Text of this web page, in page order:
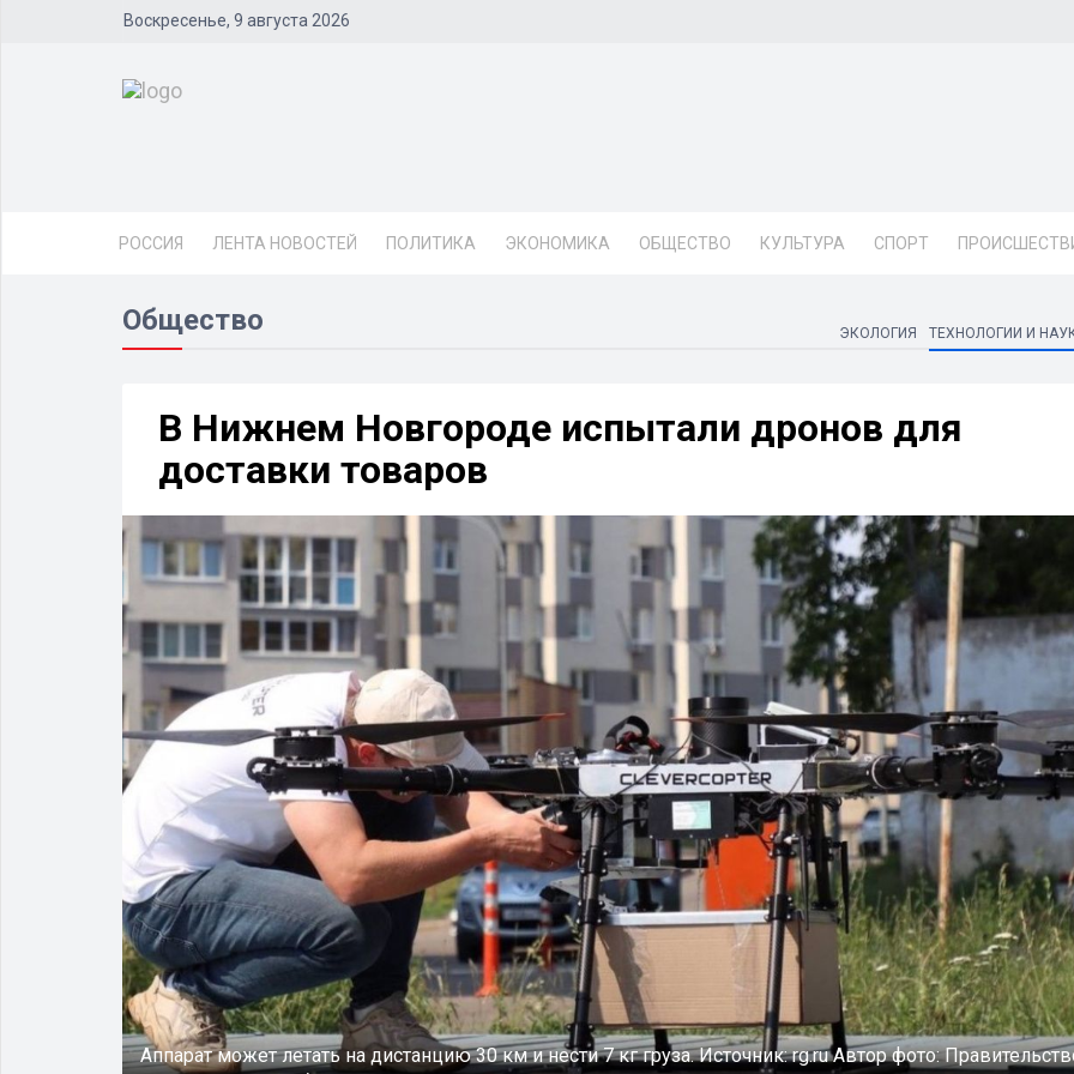
Воскресенье, 9 августа 2026
РОССИЯ ЛЕНТА НОВОСТЕЙ ПОЛИТИКА ЭКОНОМИКА ОБЩЕСТВО КУЛЬТУРА СПОРТ
Общество ЭКОЛОГИЯ ТЕХНОЛОГИИ И
В Нижнем Новгороде испытали дронов для
доставки товаров
Аппарат может летать на дистанцию 30 км и нести 7 кг груза.Источник:rg.ruАвтор фото: